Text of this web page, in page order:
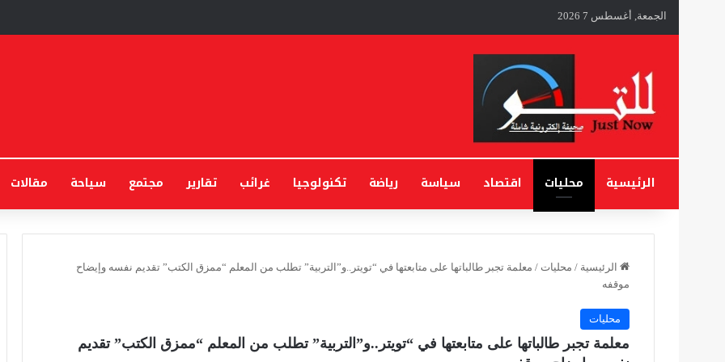
الجمعة, أغسطس 7 2026
الرئيسية محليات اقتصاد سياسة رياضة تكنولوجيا غرائب تقارير مجتمع سياحة مقالات
الرئيسية / محليات / معلمة تجبر طالباتها على متابعتها في “تويتر..و”التربية” تطلب من المعلم “ممزق الكتب” تقديم نفسه وإيضاح
موقفه
محليات
معلمة تجبر طالباتها على متابعتها في “تويتر..و”التربية” تطلب من المعلم “ممزق الكتب” تقديم